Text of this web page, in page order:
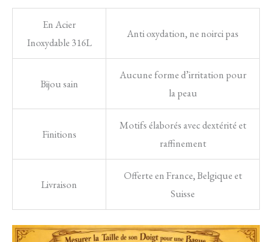
En Acier
Inoxydable 316L
Anti oxydation, ne noirci pas
Bijou sain
Aucune forme d’irritation pour
la peau
Finitions
Motifs élaborés avec dextérité et
raffinement
Livraison
Offerte en France, Belgique et
Suisse